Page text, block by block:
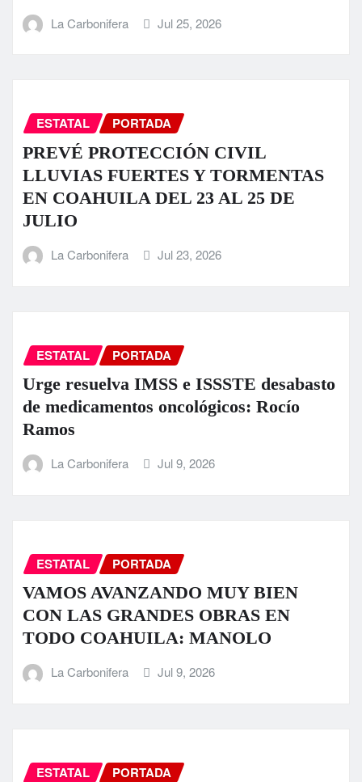
La Carbonifera Jul 25, 2026
ESTATAL PORTADA
PREVÉ PROTECCIÓN CIVIL
LLUVIAS FUERTES Y TORMENTAS
EN COAHUILA DEL 23 AL 25 DE
JULIO
La Carbonifera Jul 23, 2026
ESTATAL PORTADA
Urge resuelva IMSS e ISSSTE desabasto
de medicamentos oncológicos: Rocío
Ramos
La Carbonifera Jul 9, 2026
ESTATAL PORTADA
VAMOS AVANZANDO MUY BIEN
CON LAS GRANDES OBRAS EN
TODO COAHUILA: MANOLO
La Carbonifera Jul 9, 2026
ESTATAL PORTADA